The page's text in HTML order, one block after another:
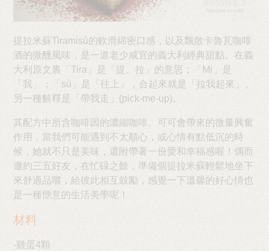
提拉米蘇Tiramisù的軟滑綿密口感，以及飄散卡魯瓦咖啡
酒的微醺風味，是一道老少咸宜的義大利經典甜點。在義
大利原文裏「Tira」是「提、拉」的意思；「Mi」是
「我」；「sù」是「往上」，合起來就是「拉我起來」。
另一種解釋是「帶我走」(pick-me-up)。
其配方中所含咖啡因的濃縮咖啡、可可會帶來的微量興奮
作用，當我們可能遇到不太順心，或心情有點低沉的時
候，她就不只是美味，還附帶著一份愛和幸福感喔！偶而
邀約三五好友，在忙碌之餘，準備個提拉米蘇輕鬆地坐下
來舒適品嚐，給彼此相互鼓勵，感覺一下溫馨的好心情也
是一種愜意的生活美學呢！
材料
-雞蛋4顆